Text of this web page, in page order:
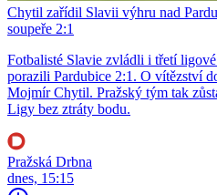
Chytil zařídil Slavii výhru nad
soupeře 2:1
Fotbalisté Slavie zvládli i třetí
porazili Pardubice 2:1. O vítězství
Mojmír Chytil. Pražský tým tak
Ligy bez ztráty bodu.
Pražská Drbna
dnes, 15:15